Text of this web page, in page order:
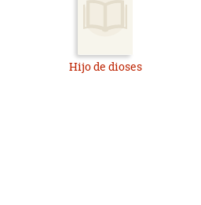
Hijo de dioses